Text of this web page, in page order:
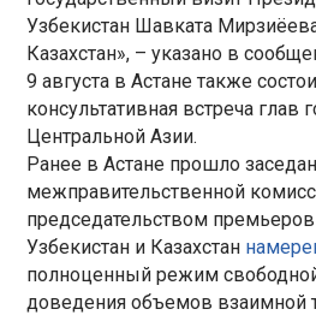
Узбекистан Шавката
Казахстан», – указано в
9 августа в Астане также
консультативная встреча глав
Центральной Азии.
Ранее в Астане прошло
межправительственной
председательством премьеров
Узбекистан и Казахстан
полноценный режим
доведения объемов взаимной